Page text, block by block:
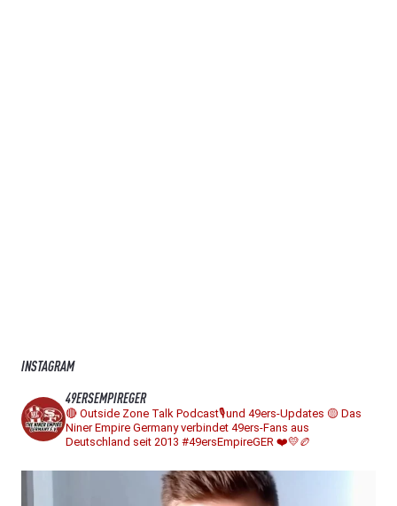
INSTAGRAM
49ERSEMPIREGER
🔴 Outside Zone Talk Podcast🎙️und 49ers-Updates 🟡 Das
Niner Empire Germany verbindet 49ers-Fans aus
Deutschland seit 2013 #49ersEmpireGER ❤️💛🏉